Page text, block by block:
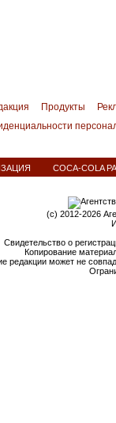
Продукты
COCA-COLA
(c) 2012-2026
Свидетельство о
Копирование
редакции может не